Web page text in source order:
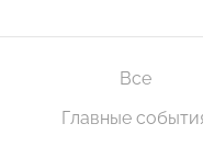
Все
Главные